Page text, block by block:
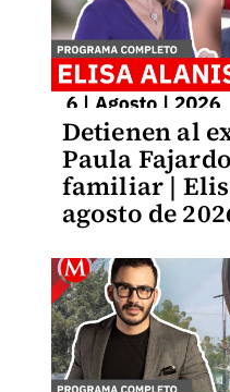
Detienen al
Paula
familiar |
agosto de